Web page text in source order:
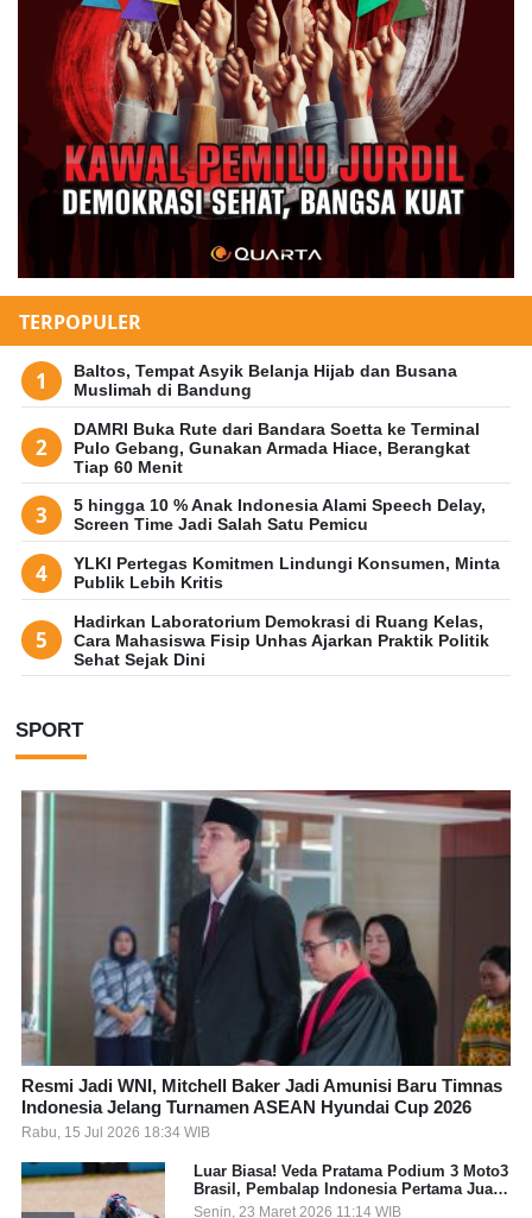
TERPOPULER
Baltos, Tempat Asyik Belanja Hijab dan Busana
Muslimah di Bandung
DAMRI Buka Rute dari Bandara Soetta ke Terminal
Pulo Gebang, Gunakan Armada Hiace, Berangkat
Tiap 60 Menit
5 hingga 10 % Anak Indonesia Alami Speech Delay,
Screen Time Jadi Salah Satu Pemicu
YLKI Pertegas Komitmen Lindungi Konsumen, Minta
Publik Lebih Kritis
Hadirkan Laboratorium Demokrasi di Ruang Kelas,
Cara Mahasiswa Fisip Unhas Ajarkan Praktik Politik
Sehat Sejak Dini
SPORT
Resmi Jadi WNI, Mitchell Baker Jadi Amunisi Baru Timnas
Indonesia Jelang Turnamen ASEAN Hyundai Cup 2026
Rabu, 15 Jul 2026 18:34 WIB
Luar Biasa! Veda Pratama Podium 3 Moto3
Brasil, Pembalap Indonesia Pertama Juara
Grand Prix
Senin, 23 Maret 2026 11:14 WIB